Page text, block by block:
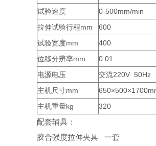
试验速度
0-500mm/min
拉伸试验行程mm
600
试验宽度mm
400
位移分辨率mm
0.01
电源电压
交流220V 50Hz
主机尺寸mm
主机重量kg
320
配套辅具：
胶合强度拉伸夹具 一套